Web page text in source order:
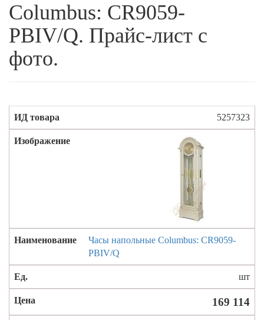
Columbus: CR9059-
PBIV/Q. Прайс-лист с
фото.
5257323
Часы напольные Columbus: CR9059-
PBIV/Q
шт
169 114